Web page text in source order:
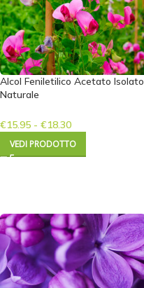
Alcol Feniletilico Acetato Isolato
Naturale
€15.95 - €18.30
VEDI PRODOTTO